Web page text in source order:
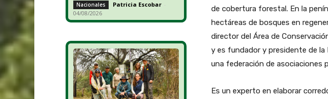
Nacionales Patricia Escobar -
04/08/2026
de cobertura forestal. En la
hectáreas de bosques en
director del Área de
y es fundador y presidente de la
una federación de asociaciones
Es un experto en elaborar